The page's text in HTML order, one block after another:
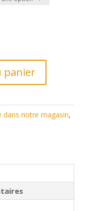
panier
dans notre magasin,